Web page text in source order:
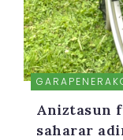
Aniztasun
saharar